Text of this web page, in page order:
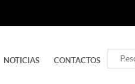
NOTICIAS CONTACTOS